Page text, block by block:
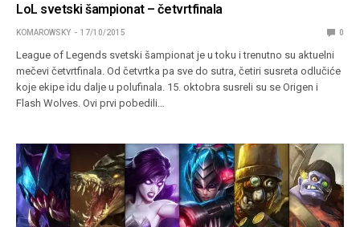
LoL svetski šampionat – četvrtfinala
KOMAROWSKY 17/10/2015 0
League of Legends svetski šampionat je u toku i trenutno su aktuelni
mečevi četvrtfinala. Od četvrtka pa sve do sutra, četiri susreta odlučiće
koje ekipe idu dalje u polufinala. 15. oktobra susreli su se Origen i
Flash Wolves. Ovi prvi pobedili…